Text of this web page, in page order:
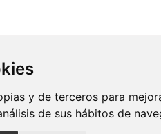
y de terceros para
de sus hábitos de
Av. Monforte de Lemos, 3-5.
11. Planta 0 28029 Madrid
info@ciberisciii.es